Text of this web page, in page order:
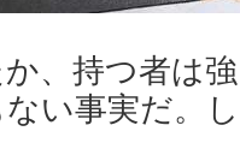
か、持つ者は
い事実だ。